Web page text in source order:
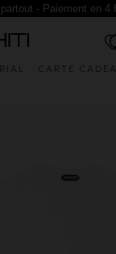
- Paiement en 4
CARTE